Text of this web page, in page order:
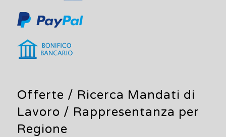
Offerte / Ricerca Mandati di
Lavoro / Rappresentanza per
Regione